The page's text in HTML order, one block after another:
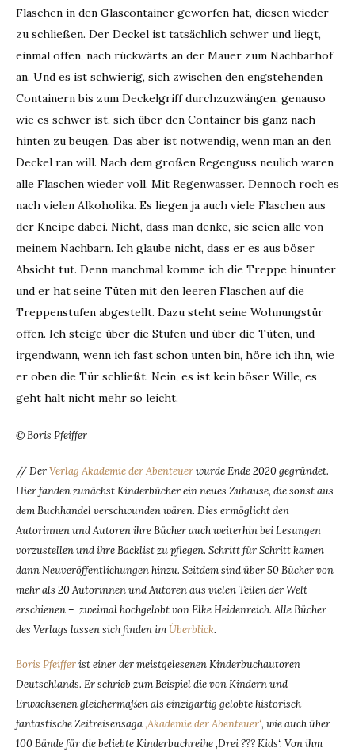
Flaschen in den Glascontainer geworfen hat, diesen wieder
zu schließen. Der Deckel ist tatsächlich schwer und liegt,
einmal offen, nach rückwärts an der Mauer zum Nachbarhof
an. Und es ist schwierig, sich zwischen den engstehenden
Containern bis zum Deckelgriff durchzuzwängen, genauso
wie es schwer ist, sich über den Container bis ganz nach
hinten zu beugen. Das aber ist notwendig, wenn man an den
Deckel ran will. Nach dem großen Regenguss neulich waren
alle Flaschen wieder voll. Mit Regenwasser. Dennoch roch es
nach vielen Alkoholika. Es liegen ja auch viele Flaschen aus
der Kneipe dabei. Nicht, dass man denke, sie seien alle von
meinem Nachbarn. Ich glaube nicht, dass er es aus böser
Absicht tut. Denn manchmal komme ich die Treppe hinunter
und er hat seine Tüten mit den leeren Flaschen auf die
Treppenstufen abgestellt. Dazu steht seine Wohnungstür
offen. Ich steige über die Stufen und über die Tüten, und
irgendwann, wenn ich fast schon unten bin, höre ich ihn, wie
er oben die Tür schließt. Nein, es ist kein böser Wille, es
geht halt nicht mehr so leicht.
© Boris Pfeiffer
//DerVerlag Akademie der Abenteuerwurde Ende 2020 gegründet.
Hier fanden zunächst Kinderbücher ein neues Zuhause, die sonst aus
dem Buchhandel verschwunden wären. Dies ermöglicht den
Autorinnen und Autoren ihre Bücher auch weiterhin bei Lesungen
vorzustellen und ihre Backlist zu pflegen. Schritt für Schritt kamen
dann Neuveröffentlichungen hinzu. Seitdem sind über 50 Bücher von
mehr als 20 Autorinnen und Autoren aus vielen Teilen der Welt
erschienen – zweimal hochgelobt von Elke Heidenreich. Alle Bücher
des Verlags lassen sich finden imÜberblick.
Boris Pfeifferist einer der meistgelesenen Kinderbuchautoren
Deutschlands. Er schrieb zum Beispiel die von Kindern und
Erwachsenen gleichermaßen als einzigartig gelobte historisch-
fantastische Zeitreisensaga‚Akademie der Abenteuer‘, wie auch über
100 Bände für die beliebte Kinderbuchreihe ‚Drei ??? Kids‘. Von ihm